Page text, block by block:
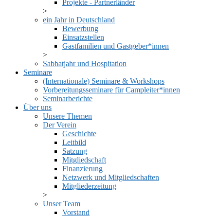
Projekte - Partnerländer
ein Jahr in Deutschland
Bewerbung
Einsatzstellen
Gastfamilien und Gastgeber*innen
Sabbatjahr und Hospitation
Seminare
(Internationale) Seminare & Workshops
Vorbereitungsseminare für Campleiter*innen
Seminarberichte
Über uns
Unsere Themen
Der Verein
Geschichte
Leitbild
Satzung
Mitgliedschaft
Finanzierung
Netzwerk und Mitgliedschaften
Mitgliederzeitung
Unser Team
Vorstand